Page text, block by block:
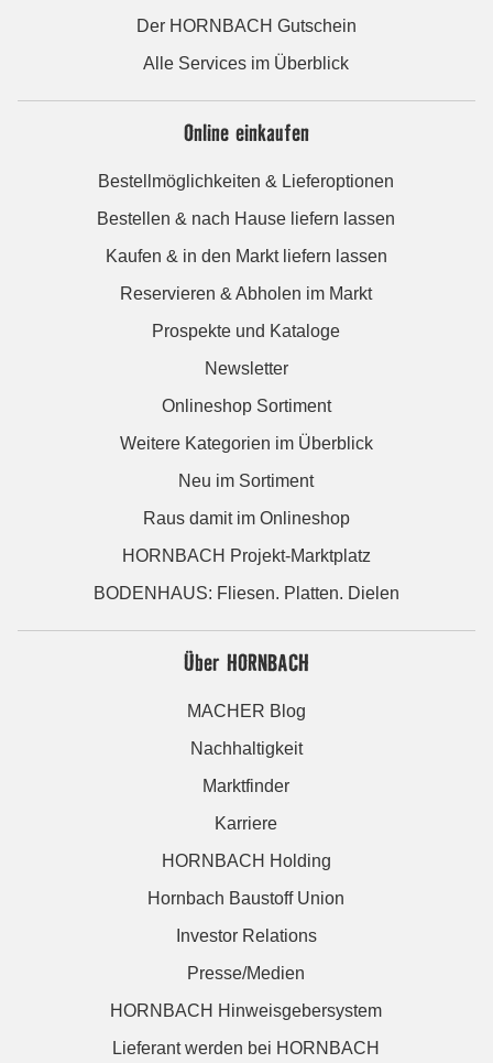
Der HORNBACH Gutschein
Alle Services im Überblick
Online einkaufen
Bestellmöglichkeiten & Lieferoptionen
Bestellen & nach Hause liefern lassen
Kaufen & in den Markt liefern lassen
Reservieren & Abholen im Markt
Prospekte und Kataloge
Newsletter
Onlineshop Sortiment
Weitere Kategorien im Überblick
Neu im Sortiment
Raus damit im Onlineshop
HORNBACH Projekt-Marktplatz
BODENHAUS: Fliesen. Platten. Dielen
Über HORNBACH
MACHER Blog
Nachhaltigkeit
Marktfinder
Karriere
HORNBACH Holding
Hornbach Baustoff Union
Investor Relations
Presse/Medien
HORNBACH Hinweisgebersystem
Lieferant werden bei HORNBACH